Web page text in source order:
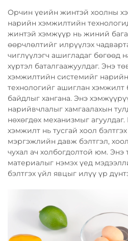
Орчин үеийн жинтэй хоолны
нарийн хэмжилтийн
жинтэй хэмжүүр нь жиний
өөрчлөлтийг илрүүлэх
чиглүүлэгч ашигладаг бөгөөд
хүртэл баталгаажуулдаг. Энэ
хэмжилтийн системийг
технологийг ашиглан хэмжилт
байдлыг хангана. Энэ
нарийвчлалыг хамгаалахын
нөхөгдөх механизмыг
хэмжилт нь тусгай хоол
мэргэжлийн давж бэлтгэл,
чухал ач холбогдолтой юм. Энэ
материалыг нэмэх үед
бэлтгэх үйл явцыг илүү үр